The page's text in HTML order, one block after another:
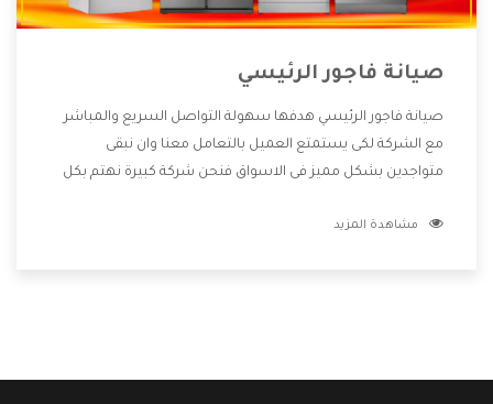
صيانة فاجور الرئيسي
صيانة فاجور الرئيسي هدفها سهولة التواصل السريع والمباشر
مع الشركة لكى يستمتع العميل بالتعامل معنا وان نبقى
متواجدين بشكل مميز فى الاسواق فنحن شركة كبيرة نهتم بكل
الشركة بها والتى تكون منها خدمة الصيانة التى تكون من أهم
مشاهدة المزيد